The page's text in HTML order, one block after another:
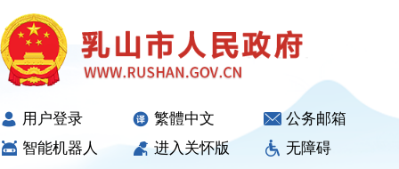
用户登录 繁體中文
公务邮箱
智能机器人
进入关怀版 无障碍